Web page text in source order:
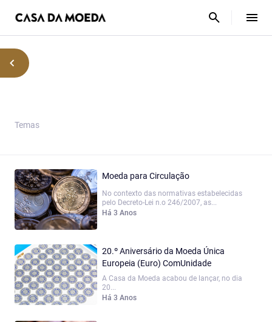
Temas
Moeda para Circulação
No contexto das normativas estabelecidas
pelo Decreto-Lei n.o 246/2007, as...
Há 3 Anos
20.º Aniversário da Moeda Única
Europeia (Euro) ComUnidade
A Casa da Moeda acabou de lançar, no dia
20...
Há 3 Anos